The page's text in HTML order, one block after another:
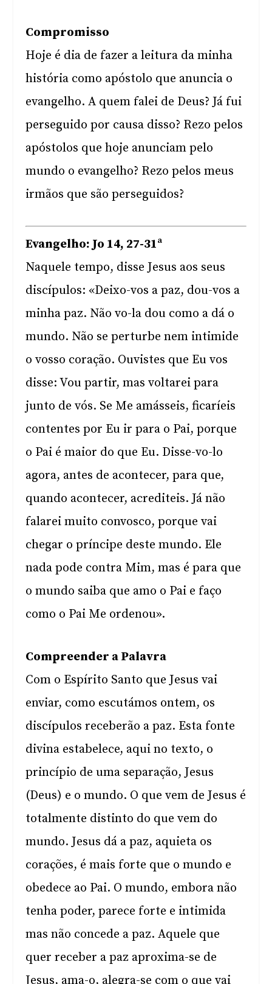
Compromisso
Hoje é dia de fazer a leitura da minha
história como apóstolo que anuncia o
evangelho. A quem falei de Deus? Já fui
perseguido por causa disso? Rezo pelos
apóstolos que hoje anunciam pelo
mundo o evangelho? Rezo pelos meus
irmãos que são perseguidos?
Evangelho: Jo 14, 27-31ª
Naquele tempo, disse Jesus aos seus
discípulos: «Deixo-vos a paz, dou-vos a
minha paz. Não vo-la dou como a dá o
mundo. Não se perturbe nem intimide
o vosso coração. Ouvistes que Eu vos
disse: Vou partir, mas voltarei para
junto de vós. Se Me amásseis, ficaríeis
contentes por Eu ir para o Pai, porque
o Pai é maior do que Eu. Disse-vo-lo
agora, antes de acontecer, para que,
quando acontecer, acrediteis. Já não
falarei muito convosco, porque vai
chegar o príncipe deste mundo. Ele
nada pode contra Mim, mas é para que
o mundo saiba que amo o Pai e faço
como o Pai Me ordenou».
Compreender a Palavra
Com o Espírito Santo que Jesus vai
enviar, como escutámos ontem, os
discípulos receberão a paz. Esta fonte
divina estabelece, aqui no texto, o
princípio de uma separação, Jesus
(Deus) e o mundo. O que vem de Jesus é
totalmente distinto do que vem do
mundo. Jesus dá a paz, aquieta os
corações, é mais forte que o mundo e
obedece ao Pai. O mundo, embora não
tenha poder, parece forte e intimida
mas não concede a paz. Aquele que
quer receber a paz aproxima-se de
Jesus, ama-o, alegra-se com o que vai